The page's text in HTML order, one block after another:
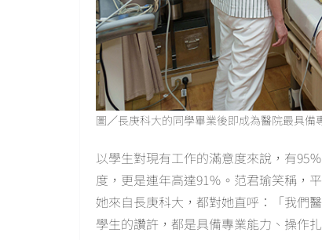
圖／長庚科大的同學畢業後即成為醫院最具
以學生對現有工作的滿意度來說，有95
度，更是連年高達91％。范君瑜笑稱，
她來自長庚科大，都對她直呼：「我們
學生的讚許，都是具備專業能力、操作